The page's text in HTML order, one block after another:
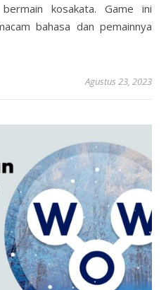
kosakata. Game ini
bahasa dan pemainnya
Agustus 23, 2023